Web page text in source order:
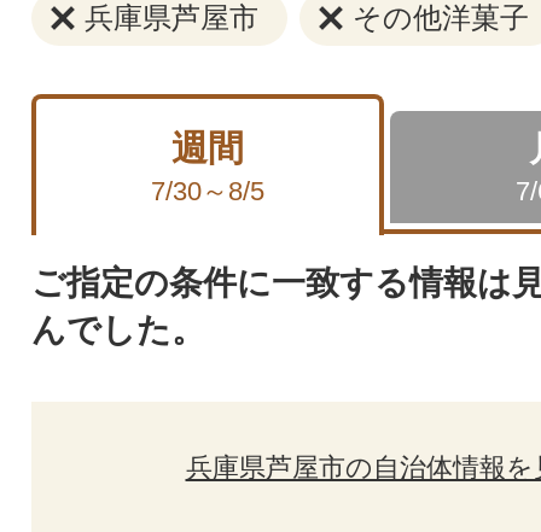
兵庫県芦屋市 その他洋菓子
週間
7/30～8/5
ご指定の条件に一致する情報は
んでした。
兵庫県芦屋市の自治体情報を